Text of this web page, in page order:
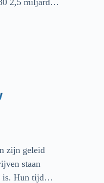
zijn geleid
staan
is. Hun tijd…